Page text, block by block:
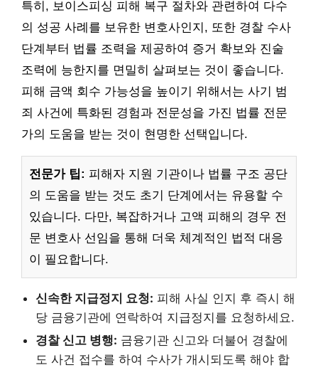
특히, 보이스피싱 피해 복구 절차와 관련하여 다수
의 성공 사례를 보유한 변호사인지, 또한 경찰 수사
단계부터 법률 조력을 제공하여 증거 확보와 진술
조력에 능한지를 면밀히 살펴보는 것이 좋습니다.
피해 금액 회수 가능성을 높이기 위해서는 사기 범
죄 사건에 특화된 경험과 전문성을 가진 법률 전문
가의 도움을 받는 것이 현명한 선택입니다.
전문가 팁: 피해자 지원 기관이나 법률 구조 공단
의 도움을 받는 것도 초기 단계에서는 유용할 수
있습니다. 다만, 복잡하거나 고액 피해의 경우 전
문 변호사 선임을 통해 더욱 체계적인 법적 대응
이 필요합니다.
신속한 지급정지 요청: 피해 사실 인지 후 즉시 해
당 금융기관에 연락하여 지급정지를 요청하세요.
경찰 신고 병행: 금융기관 신고와 더불어 경찰에
도 사건 접수를 하여 수사가 개시되도록 해야 합